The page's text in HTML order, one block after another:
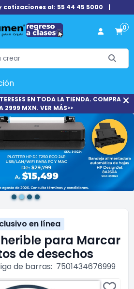
cotizaciones al: 55 44 45 5000 |
0
EN TODA LA TIENDA. COMPRA
2999 MXN. VER MÁS>>
en línea
para Marcar
de desechos
de barras: 7501434676999